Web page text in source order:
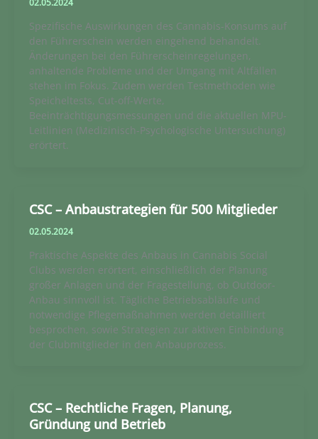
Spezifische Auswirkungen des Cannabis-Konsums auf
den Führerschein werden eingehend behandelt.
Änderungen bei den Führerscheinregelungen,
anhaltende Probleme und der Umgang mit Altfällen
stehen im Fokus. Zudem werden Testmethoden wie
Speicheltests, Cut-off-Werte,
Beeinträchtigungsmessungen und die aktuellen MPU-
Leitlinien (Medizinisch-Psychologische Untersuchung)
erörtert.
CSC – Anbaustrategien für 500 Mitglieder
02.05.2024
Praktische Aspekte des Anbaus in Cannabis Social
Clubs werden erörtert, einschließlich der Planung
großer Anlagen und der Fragestellung, ob Outdoor-
Anbau sinnvoll ist. Tägliche Betriebsabläufe und
notwendige Pflegemaßnahmen werden detailliert
besprochen, sowie Strategien zur aktiven Einbindung
der Clubmitglieder in den Anbauprozess.
CSC – Rechtliche Fragen, Planung,
Gründung und Betrieb